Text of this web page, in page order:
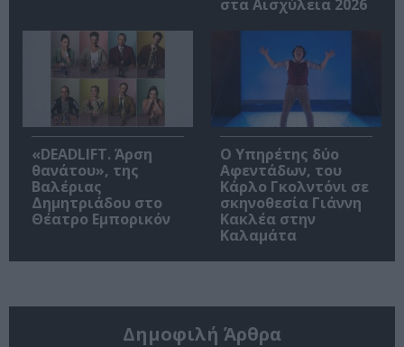
στα Αισχύλεια 2026
«DEADLIFT. Άρση
θανάτου», της
Βαλέριας
Δημητριάδου στο
Θέατρο Εμπορικόν
Ο Υπηρέτης δύο
Αφεντάδων, του
Κάρλο Γκολντόνι σε
σκηνοθεσία Γιάννη
Κακλέα στην
Καλαμάτα
Δημοφιλή Άρθρα